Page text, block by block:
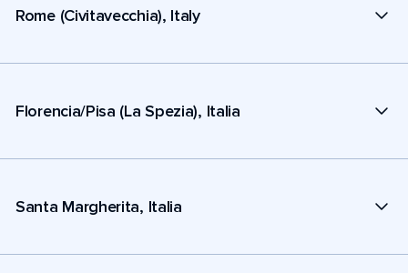
Rome (Civitavecchia), Italy
Florencia/Pisa (La Spezia), Italia
Santa Margherita, Italia